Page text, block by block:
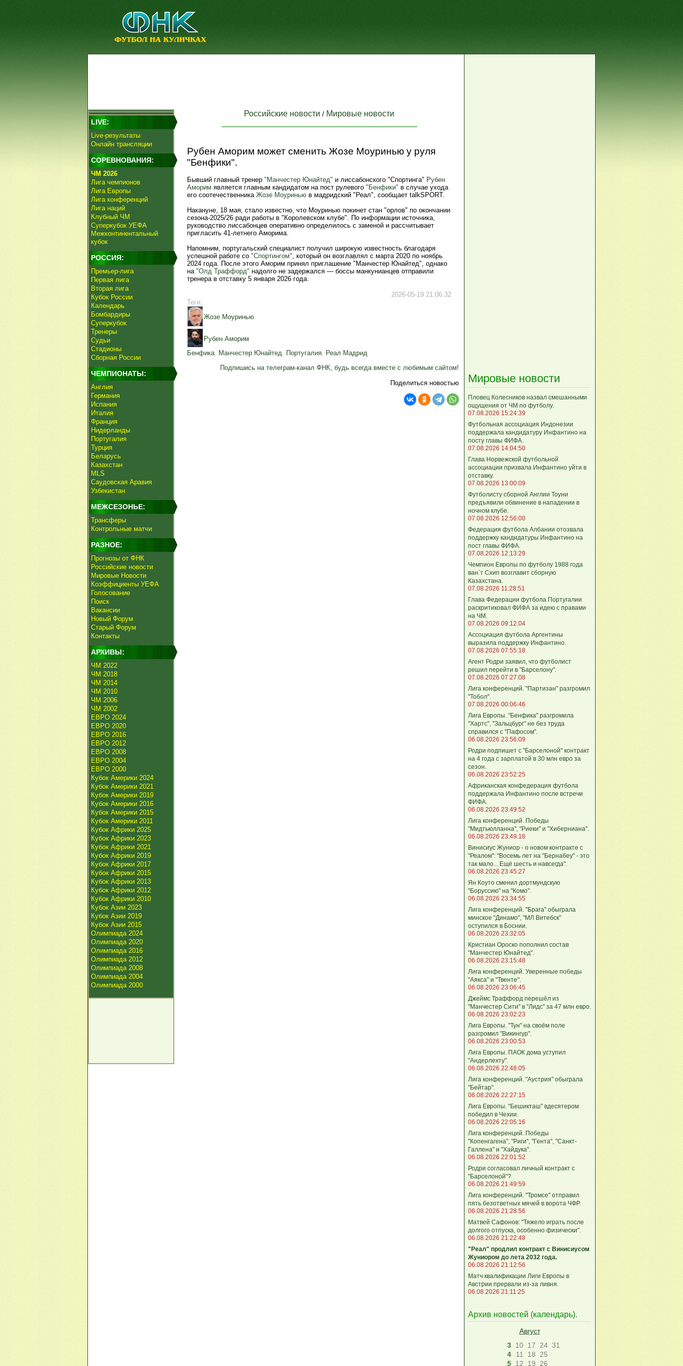
LIVE:
Live-результаты
Онлайн трансляции
СОРЕВНОВАНИЯ:
ЧМ 2026
Лига чемпионов
Лига Европы
Лига конференций
Лига наций
Клубный ЧМ
Суперкубок УЕФА
Межконтинентальный
кубок
РОССИЯ:
Премьер-лига
Первая лига
Вторая лига
Кубок России
Календарь
Бомбардиры
Суперкубок
Тренеры
Судьи
Стадионы
Сборная России
ЧЕМПИОНАТЫ:
Англия
Германия
Испания
Италия
Франция
Нидерланды
Португалия
Турция
Беларусь
Казахстан
MLS
Саудовская Аравия
Узбекистан
МЕЖСЕЗОНЬЕ:
Трансферы
Контрольные матчи
РАЗНОЕ:
Прогнозы от ФНК
Российские новости
Мировые Новости
Коэффициенты УЕФА
Голосование
Поиск
Вакансии
Новый Форум
Старый Форум
Контакты
АРХИВЫ:
ЧМ 2022
ЧМ 2018
ЧМ 2014
ЧМ 2010
ЧМ 2006
ЧМ 2002
ЕВРО 2024
ЕВРО 2020
ЕВРО 2016
ЕВРО 2012
ЕВРО 2008
ЕВРО 2004
ЕВРО 2000
Кубок Америки 2024
Кубок Америки 2021
Кубок Америки 2019
Кубок Америки 2016
Кубок Америки 2015
Кубок Америки 2011
Кубок Африки 2025
Кубок Африки 2023
Кубок Африки 2021
Кубок Африки 2019
Кубок Африки 2017
Кубок Африки 2015
Кубок Африки 2013
Кубок Африки 2012
Кубок Африки 2010
Кубок Азии 2023
Кубок Азии 2019
Кубок Азии 2015
Олимпиада 2024
Олимпиада 2020
Олимпиада 2016
Олимпиада 2012
Олимпиада 2008
Олимпиада 2004
Олимпиада 2000
Российские новости / Мировые новости
Рубен Аморим может сменить Жозе Моуринью у руля
"Бенфики".
Бывший главный тренер "Манчестер Юнайтед" и лиссабонского "Спортинга" Рубен
Аморим является главным кандидатом на пост рулевого "Бенфики" в случае ухода
его соотечественника Жозе Моуринью в мадридский "Реал", сообщает talkSPORT.
Накануне, 18 мая, стало известно, что Моуринью покинет стан "орлов" по окончании
сезона-2025/26 ради работы в "Королевском клубе". По информации источника,
руководство лиссабонцев оперативно определилось с заменой и рассчитывает
пригласить 41-летнего Аморима.
Напомним, португальский специалист получил широкую известность благодаря
успешной работе со "Спортингом", который он возглавлял с марта 2020 по ноябрь
2024 года. После этого Аморим принял приглашение "Манчестер Юнайтед", однако
на "Олд Траффорд" надолго не задержался — боссы манкунианцев отправили
тренера в отставку 5 января 2026 года.
2026-05-19 21:06:32
Теги:
Жозе Моуринью
Рубен Аморим
Бенфика, Манчестер Юнайтед, Португалия, Реал Мадрид
Подпишись на телеграм-канал ФНК, будь всегда вместе с любимым сайтом!
Поделиться новостью
Мировые новости
Пловец Колесников назвал смешанными
ощущения от ЧМ по футболу.
07.08.2026 15:24:39
Футбольная ассоциация Индонезии
поддержала кандидатуру Инфантино на
посту главы ФИФА.
07.08.2026 14:04:50
Глава Норвежской футбольной
ассоциации призвала Инфантино уйти в
отставку.
07.08.2026 13:00:09
Футболисту сборной Англии Тоуни
предъявили обвинение в нападении в
ночном клубе.
07.08.2026 12:56:00
Федерация футбола Албании отозвала
поддержку кандидатуры Инфантино на
пост главы ФИФА.
07.08.2026 12:13:29
Чемпион Европы по футболу 1988 года
ван`т Схип возглавит сборную
Казахстана.
07.08.2026 11:28:51
Глава Федерации футбола Португалии
раскритиковал ФИФА за идею с правами
на ЧМ.
07.08.2026 09:12:04
Ассоциация футбола Аргентины
выразила поддержку Инфантино.
07.08.2026 07:55:18
Агент Родри заявил, что футболист
решил перейти в "Барселону".
07.08.2026 07:27:08
Лига кoнференций. "Партизан" разгромил
"Тобол".
07.08.2026 00:06:46
Лига Европы. "Бенфика" разгромила
"Хартс", "Зальцбург" не без труда
справился с "Пафосом".
06.08.2026 23:56:09
Родри подпишет с "Барселоной" контракт
на 4 года с зарплатой в 30 млн евро за
сезон.
06.08.2026 23:52:25
Африканская конфедерация футбола
поддержала Инфантино после встречи
ФИФА.
06.08.2026 23:49:52
Лига кoнференций. Победы
"Мидтьюлланна", "Риеки" и "Хиберниана".
06.08.2026 23:49:18
Винисиус Жуниор - о новом контракте с
"Реалом": "Восемь лет на "Бернабеу" - это
так мало... Ещё шесть и навсегда".
06.08.2026 23:45:27
Ян Коуто сменил дортмундскую
"Боруссию" на "Комо".
06.08.2026 23:34:55
Лига кoнференций. "Брага" обыграла
минское "Динамо", "МЛ Витебск"
оступился в Боснии.
06.08.2026 23:32:05
Кристиан Ороско пополнил состав
"Манчестер Юнайтед".
06.08.2026 23:15:48
Лига кoнференций. Уверенные победы
"Аякса" и "Твенте".
06.08.2026 23:06:45
Джеймс Траффорд перешёл из
"Манчестер Сити" в "Лидс" за 47 млн евро.
06.08.2026 23:02:23
Лига Европы. "Тун" на своём поле
разгромил "Викингур".
06.08.2026 23:00:53
Лига Европы. ПАОК дома уступил
"Андерлехту".
06.08.2026 22:48:05
Лига конференций. "Аустрия" обыграла
"Бейтар".
06.08.2026 22:27:15
Лига Европы. "Бешикташ" вдесятером
победил в Чехии.
06.08.2026 22:05:16
Лига конференций. Победы
"Копенгагена", "Риги", "Гента", "Санкт-
Галлена" и "Хайдука".
06.08.2026 22:01:52
Родри согласовал личный контракт с
"Барселоной"?
06.08.2026 21:49:59
Лига конференций. "Тромсе" отправил
пять безответных мячей в ворота ЧФР.
06.08.2026 21:28:56
Матвей Сафонов: "Тяжело играть после
долгого отпуска, особенно физически".
06.08.2026 21:22:48
"Реал" продлил контракт с Винисиусом
Жуниором до лета 2032 года.
06.08.2026 21:12:56
Матч квалификации Лиги Европы в
Австрии прервали из-за ливня.
06.08.2026 21:11:25
Архив новостей (календарь).
Август
3 10 17 24 31
4
11 18
25
5 12 19 26